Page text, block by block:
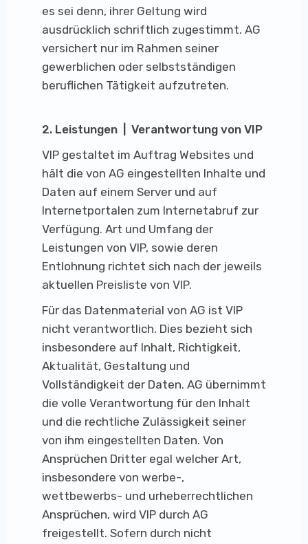
es sei denn, ihrer Geltung wird
ausdrücklich schriftlich zugestimmt. AG
versichert nur im Rahmen seiner
gewerblichen oder selbstständigen
beruflichen Tätigkeit aufzutreten.
2. Leistungen | Verantwortung von VIP
VIP gestaltet im Auftrag Websites und
hält die von AG eingestellten Inhalte und
Daten auf einem Server und auf
Internetportalen zum Internetabruf zur
Verfügung. Art und Umfang der
Leistungen von VIP, sowie deren
Entlohnung richtet sich nach der jeweils
aktuellen Preisliste von VIP.
Für das Datenmaterial von AG ist VIP
nicht verantwortlich. Dies bezieht sich
insbesondere auf Inhalt, Richtigkeit,
Aktualität, Gestaltung und
Vollständigkeit der Daten. AG übernimmt
die volle Verantwortung für den Inhalt
und die rechtliche Zulässigkeit seiner
von ihm eingestellten Daten. Von
Ansprüchen Dritter egal welcher Art,
insbesondere von werbe-,
wettbewerbs- und urheberrechtlichen
Ansprüchen, wird VIP durch AG
freigestellt. Sofern durch nicht